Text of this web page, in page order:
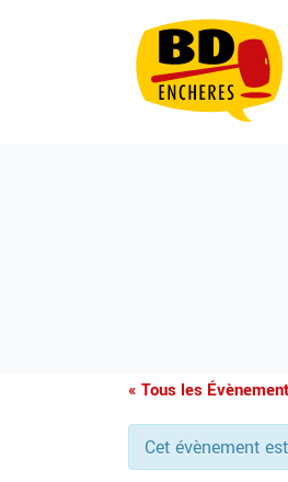
« Tous les
Cet évènement